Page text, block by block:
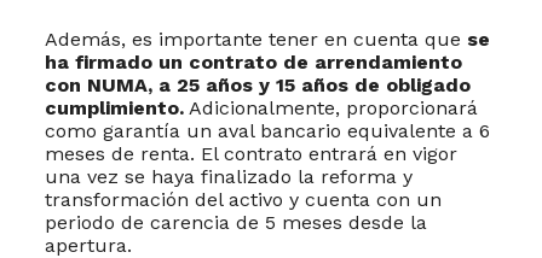
Además, es importante tener en cuenta que se
ha firmado un contrato de arrendamiento
con NUMA, a 25 años y 15 años de obligado
cumplimiento.Adicionalmente, proporcionará
como garantía un aval bancario equivalente a 6
meses de renta. El contrato entrará en vigor
una vez se haya finalizado la reforma y
transformación del activo y cuenta con un
periodo de carencia de 5 meses desde la
apertura.